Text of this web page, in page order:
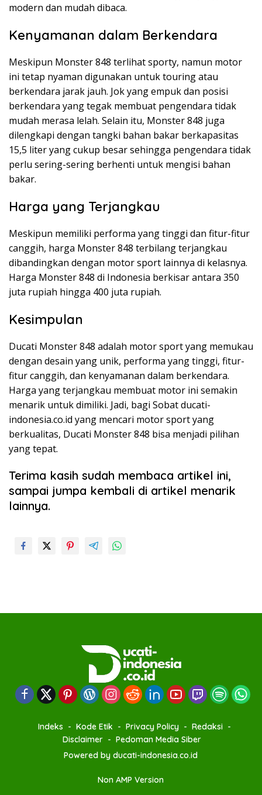
modern dan mudah dibaca.
Kenyamanan dalam Berkendara
Meskipun Monster 848 terlihat sporty, namun motor
ini tetap nyaman digunakan untuk touring atau
berkendara jarak jauh. Jok yang empuk dan posisi
berkendara yang tegak membuat pengendara tidak
mudah merasa lelah. Selain itu, Monster 848 juga
dilengkapi dengan tangki bahan bakar berkapasitas
15,5 liter yang cukup besar sehingga pengendara tidak
perlu sering-sering berhenti untuk mengisi bahan
bakar.
Harga yang Terjangkau
Meskipun memiliki performa yang tinggi dan fitur-fitur
canggih, harga Monster 848 terbilang terjangkau
dibandingkan dengan motor sport lainnya di kelasnya.
Harga Monster 848 di Indonesia berkisar antara 350
juta rupiah hingga 400 juta rupiah.
Kesimpulan
Ducati Monster 848 adalah motor sport yang memukau
dengan desain yang unik, performa yang tinggi, fitur-
fitur canggih, dan kenyamanan dalam berkendara.
Harga yang terjangkau membuat motor ini semakin
menarik untuk dimiliki. Jadi, bagi Sobat ducati-
indonesia.co.id yang mencari motor sport yang
berkualitas, Ducati Monster 848 bisa menjadi pilihan
yang tepat.
Terima kasih sudah membaca artikel ini,
sampai jumpa kembali di artikel menarik
lainnya.
Indeks Kode Etik Privacy Policy
Redaksi
Disclaimer
Pedoman Media Siber
Powered by ducati-indonesia.co.id
Non AMP Version